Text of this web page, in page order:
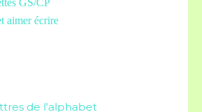
GS/CP
aimer écrire
de l'alphabet